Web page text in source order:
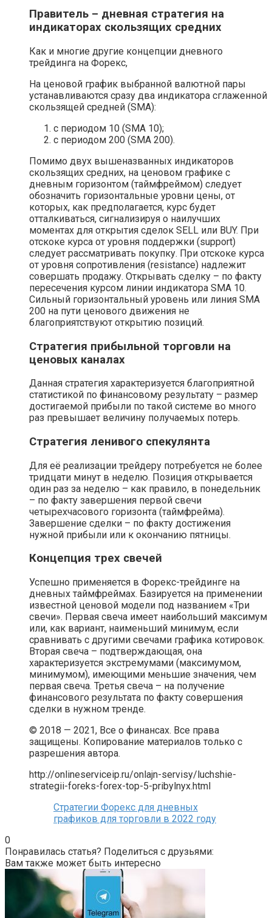
Правитель – дневная стратегия на
индикаторах скользящих средних
Как и многие другие концепции дневного
трейдинга на Форекс,
На ценовой график выбранной валютной пары
устанавливаются сразу два индикатора сглаженной
скользящей средней (SMA):
с периодом 10 (SMA 10);
с периодом 200 (SMA 200).
Помимо двух вышеназванных индикаторов
скользящих средних, на ценовом графике с
дневным горизонтом (таймфреймом) следует
обозначить горизонтальные уровни цены, от
которых, как предполагается, курс будет
отталкиваться, сигнализируя о наилучших
моментах для открытия сделок SELL или BUY. При
отскоке курса от уровня поддержки (support)
следует рассматривать покупку. При отскоке курса
от уровня сопротивления (resistance) надлежит
совершать продажу. Открывать сделку – по факту
пересечения курсом линии индикатора SMA 10.
Сильный горизонтальный уровень или линия SMA
200 на пути ценового движения не
благоприятствуют открытию позиций.
Стратегия прибыльной торговли на
ценовых каналах
Данная стратегия характеризуется благоприятной
статистикой по финансовому результату – размер
достигаемой прибыли по такой системе во много
раз превышает величину получаемых потерь.
Стратегия ленивого спекулянта
Для её реализации трейдеру потребуется не более
тридцати минут в неделю. Позиция открывается
один раз за неделю – как правило, в понедельник
– по факту завершения первой свечи
четырехчасового горизонта (таймфрейма).
Завершение сделки – по факту достижения
нужной прибыли или к окончанию пятницы.
Концепция трех свечей
Успешно применяется в Форекс-трейдинге на
дневных таймфреймах. Базируется на применении
известной ценовой модели под названием «Три
свечи». Первая свеча имеет наибольший максимум
или, как вариант, наименьший минимум, если
сравнивать с другими свечами графика котировок.
Вторая свеча – подтверждающая, она
характеризуется экстремумами (максимумом,
минимумом), имеющими меньшие значения, чем
первая свеча. Третья свеча – на получение
финансового результата по факту совершения
сделки в нужном тренде.
© 2018 — 2021, Все о финансах. Все права
защищены. Копирование материалов только с
разрешения автора.
http://onlineserviceip.ru/onlajn-servisy/luchshie-
strategii-foreks-forex-top-5-pribylnyx.html
Стратегии Форекс для дневных
графиков для торговли в 2022 году
0
Понравилась статья? Поделиться с друзьями:
Вам также может быть интересно